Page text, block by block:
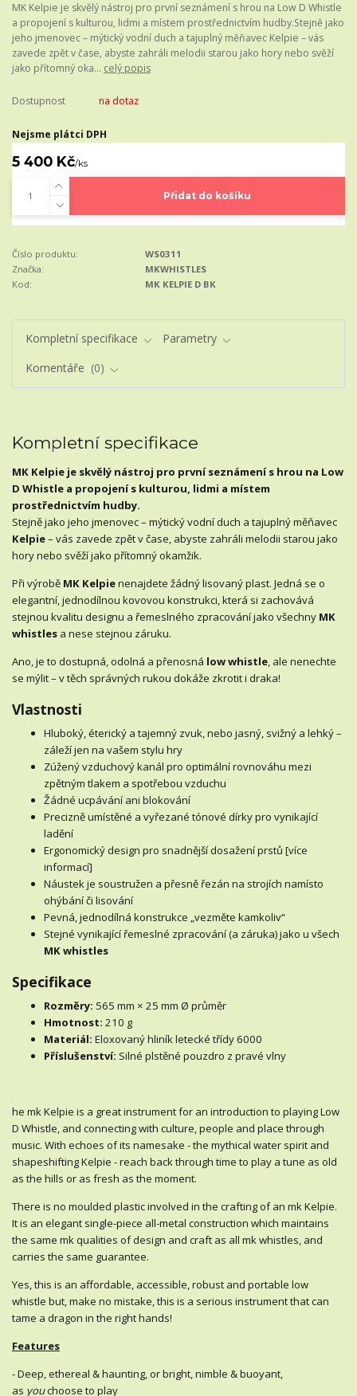
MK Kelpie je skvělý nástroj pro první seznámení s hrou na Low D Whistle
a propojení s kulturou, lidmi a místem prostřednictvím hudby.Stejně jako
jeho jmenovec – mýtický vodní duch a tajuplný měňavec Kelpie – vás
zavede zpět v čase, abyste zahráli melodii starou jako hory nebo svěží
jako přítomný oka... celý popis
Dostupnost na dotaz
Nejsme plátci DPH
5 400 Kč/ks
Přidat do košíku
Číslo produktu:
WS0311
Značka:
MKWHISTLES
Kod:
MK KELPIE D BK
Kompletní specifikace
Parametry
Komentáře
0
Kompletní specifikace
MK Kelpie je skvělý nástroj pro první seznámení s hrou na Low
D Whistle a propojení s kulturou, lidmi a místem
prostřednictvím hudby.
Stejně jako jeho jmenovec – mýtický vodní duch a tajuplný měňavec
Kelpie– vás zavede zpět v čase, abyste zahráli melodii starou jako
hory nebo svěží jako přítomný okamžik.
Při výrobě MK Kelpienenajdete žádný lisovaný plast. Jedná se o
elegantní, jednodílnou kovovou konstrukci, která si zachovává
stejnou kvalitu designu a řemeslného zpracování jako všechny MK
whistles a nese stejnou záruku.
Ano, je to dostupná, odolná a přenosná low whistle , ale nenechte
se mýlit – v těch správných rukou dokáže zkrotit i draka!
Vlastnosti
Hluboký, éterický a tajemný zvuk, nebo jasný, svižný a lehký –
záleží jen na vašem stylu hry
Zúžený vzduchový kanál pro optimální rovnováhu mezi
zpětným tlakem a spotřebou vzduchu
Žádné ucpávání ani blokování
Precizně umístěné a vyřezané tónové dírky pro vynikající
ladění
Ergonomický design pro snadnější dosažení prstů [více
informací]
Náustek je soustružen a přesně řezán na strojích namísto
ohýbání či lisování
Pevná, jednodílná konstrukce „vezměte kamkoliv“
Stejné vynikající řemeslné zpracování (a záruka) jako u všech
MK whistles
Specifikace
Rozměry: 565 mm × 25 mm Ø průměr
Hmotnost: 210 g
Materiál: Eloxovaný hliník letecké třídy 6000
Příslušenství: Silné plstěné pouzdro z pravé vlny
he mk Kelpie is a great instrument for an introduction to playing Low
D Whistle, and connecting with culture, people and place through
music. With echoes of its namesake - the mythical water spirit and
shapeshifting Kelpie - reach back through time to play a tune as old
as the hills or as fresh as the moment.
There is no moulded plastic involved in the crafting of an mk Kelpie.
It is an elegant single-piece all-metal construction which maintains
the same mk qualities of design and craft as all mk whistles, and
carries the same guarantee.
Yes, this is an affordable, accessible, robust and portable low
whistle but, make no mistake, this is a serious instrument that can
tame a dragon in the right hands!
Features
- Deep, ethereal & haunting, or bright, nimble & buoyant,
as youchoose to play